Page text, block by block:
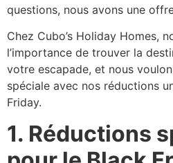
questions, nous avons une
Chez Cubo’s Holiday Homes,
l’importance de trouver la
votre escapade, et nous
spéciale avec nos réductions
Friday.
1. Réductions